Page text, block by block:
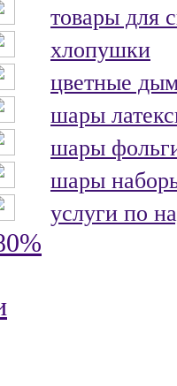
товары для
хлопушки
цветные
шары
шары
шары
услуги по